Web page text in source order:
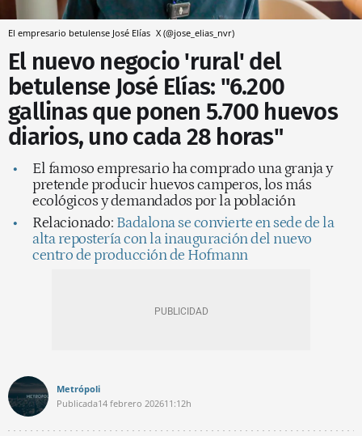
El empresario betulense José Elías X (@jose_elias_nvr)
El nuevo negocio 'rural' del
betulense José Elías: "6.200
gallinas que ponen 5.700 huevos
diarios, uno cada 28 horas"
El famoso empresario ha comprado una granja y
pretende producir huevos camperos, los más
ecológicos y demandados por la población
Relacionado: Badalona se convierte en sede de la
alta repostería con la inauguración del nuevo
centro de producción de Hofmann
Metrópoli
Publicada14 febrero 202611:12h